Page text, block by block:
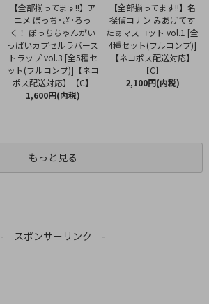
【全部揃ってます!!】ア
ニメ ぼっち･ざ･ろっ
く！ ぼっちちゃんがい
っぱいカプセルラバース
トラップ vol.3 [全5種セ
ット(フルコンプ)]【ネコ
ポス配送対応】【C】
1,600円(内税)
【全部揃ってます!!】名
探偵コナン みあげてす
たぁマスコット vol.1 [全
4種セット(フルコンプ)]
【ネコポス配送対応】
【C】
2,100円(内税)
もっと見る
- スポンサーリンク -